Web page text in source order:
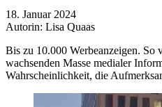
18. Januar 2024
Autorin: Lisa Quaas
Bis zu 10.000 Werbeanzeigen. So
wachsenden Masse medialer
Wahrscheinlichkeit, die